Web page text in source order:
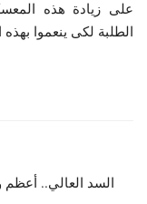
على زيادة هذه
الطلبة لكى ينعموا بهذه
السد العالي..